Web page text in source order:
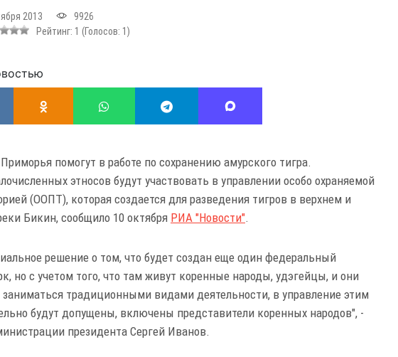
2013
9926
Рейтинг: 1 (Голосов: 1 )
помогут в работе по сохранению амурского тигра.
этносов будут участвовать в управлении особо охраняемой
(ООПТ), которая создается для разведения тигров в верхнем и
Бикин, сообщило 10 октября РИА "Новости".
решение о том, что будет создан еще один федеральный
но с учетом того, что там живут коренные народы, удэгейцы, и они
традиционными видами деятельности, в управление этим
будут допущены, включены представители коренных народов", -
президента Сергей Иванов.